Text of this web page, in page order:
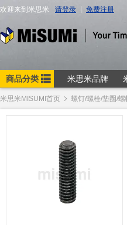
米思米MISUMI首页 螺钉/螺栓/垫圈/螺